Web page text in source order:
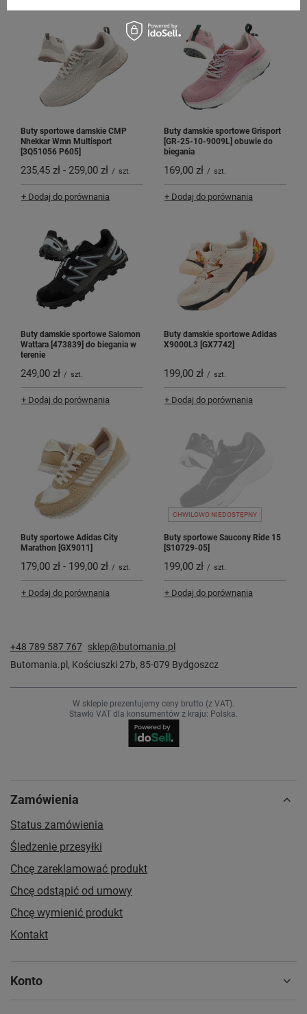
Buty sportowe damskie CMP
Nhekkar Wmn Multisport
[3Q51056 P605]
235,45 zł - 259,00 zł / szt.
+ Dodaj do porównania
Buty damskie sportowe Grisport
[GR-25-10-9009L] obuwie do
biegania
169,00 zł / szt.
+ Dodaj do porównania
Buty damskie sportowe Salomon
Wattara [473839] do biegania w
terenie
249,00 zł / szt.
+ Dodaj do porównania
Buty damskie sportowe Adidas
X9000L3 [GX7742]
199,00 zł / szt.
+ Dodaj do porównania
Buty sportowe Adidas City
Marathon [GX9011]
179,00 zł - 199,00 zł / szt.
+ Dodaj do porównania
CHWILOWO NIEDOSTĘPNY
Buty sportowe Saucony Ride 15
[S10729-05]
199,00 zł / szt.
+ Dodaj do porównania
+48 789 587 767 sklep@butomania.pl
Butomania.pl , Kościuszki 27b, 85-079 Bydgoszcz
W sklepie prezentujemy ceny brutto (z VAT).
Stawki VAT dla konsumentów z kraju: Polska.
Zamówienia
Status zamówienia
Śledzenie przesyłki
Chcę zareklamować produkt
Chcę odstąpić od umowy
Chcę wymienić produkt
Kontakt
Konto